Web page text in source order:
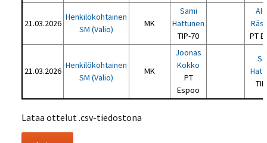
21.03.2026
Henkilökohtainen
SM (Valio)
MK
Sami
Hattunen
TIP-70
PT
21.03.2026
Henkilökohtainen
SM (Valio)
MK
Joonas
Kokko
PT
Espoo
Lataa ottelut .csv-tiedostona